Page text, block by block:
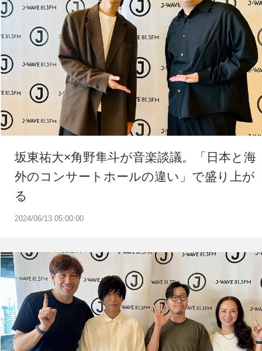
2024/06/13 05:00:00
坂東祐大×角野隼斗が音楽談議。「日本と海
外のコンサートホールの違い」で盛り上が
る